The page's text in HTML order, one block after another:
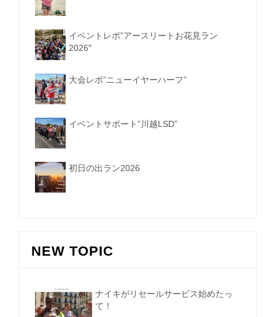
イベントレポ”アースリートお花見ラン
2026″
大会レポ”ニューイヤーハーフ”
イベントサポート”川越LSD”
初日の出ラン2026
NEW TOPIC
ナイキがリセールサービス始めたっ
て！